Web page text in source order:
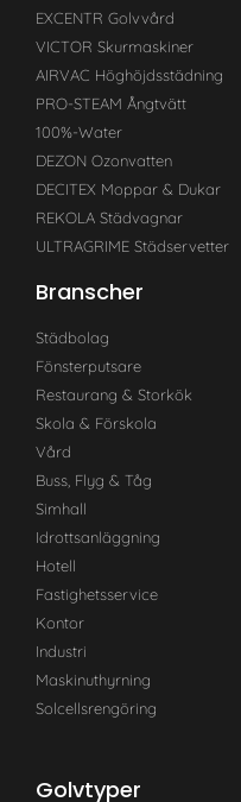
EXCENTR Golvvård
VICTOR Skurmaskiner
AIRVAC Höghöjdsstädning
PRO-STEAM Ångtvätt
100%-Water
DEZON Ozonvatten
DECITEX Moppar & Dukar
REKOLA Städvagnar
ULTRAGRIME Städservetter
Branscher
Städbolag
Fönsterputsare
Restaurang & Storkök
Skola & Förskola
Vård
Buss, Flyg & Tåg
Simhall
Idrottsanläggning
Hotell
Fastighetsservice
Kontor
Industri
Maskinuthyrning
Solcellsrengöring
Golvtyper